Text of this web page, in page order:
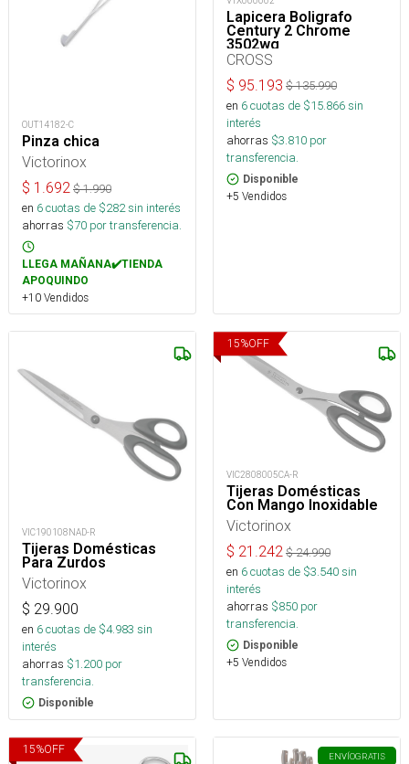
OUT14182-C
Pinza chica
Victorinox
$ 1.692 $1.990
en 6cuotas de $282sin interés
ahorras $70 por transferencia.
LLEGA MAÑANA✔️TIENDA
APOQUINDO
+10 Vendidos
Lapicera Boligrafo
Century 2 Chrome
3502wg
CROSS
$ 95.193 $135.990
en 6cuotas de $15.866sin
interés
ahorras $3.810 por
transferencia.
Disponible
+5 Vendidos
VIC190108NAD-R
Tijeras Domésticas
Para Zurdos
Victorinox
$ 29.900
en 6cuotas de $4.983 sin
interés
ahorras $1.200 por
transferencia.
Disponible
15%OFF
VIC2808005CA-R
Tijeras Domésticas
Con Mango Inoxidable
Victorinox
$ 21.242 $24.990
en 6cuotas de $3.540sin
interés
ahorras $850 por
transferencia.
Disponible
+5 Vendidos
15%OFF
ENVÍOGRATIS